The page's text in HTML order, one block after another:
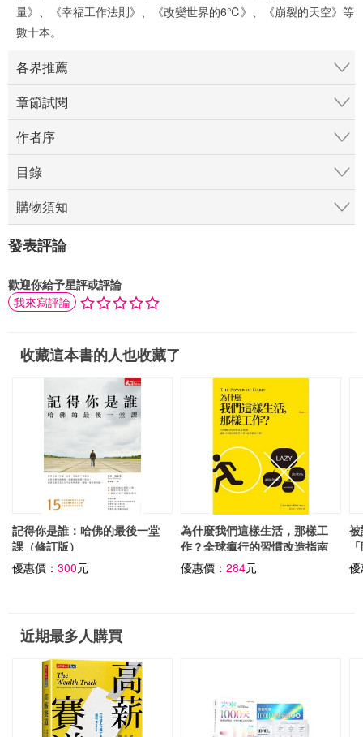
量》、《幸福工作法則》、《改變世界的6℃》、《崩裂的天空》等
數十本。
各界推薦
章節試閱
作者序
目錄
購物須知
發表評論
歡迎你給予星評或評論
我來寫評論
收藏這本書的人也收藏了
記得你是誰：哈佛的最後一堂
課（修訂版）
優惠價： 300元
為什麼我們這樣生活，那樣工
作？全球瘋行的習慣改造指南
優惠價：284元
近期最多人購買